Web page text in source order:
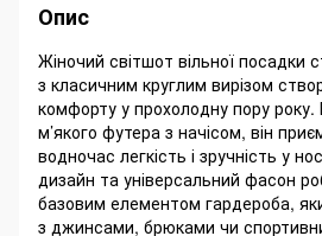
Опис
Жіночий світшот вільної посадки
з класичним круглим вирізом
комфорту у прохолодну пору року.
м’якого футера з начісом, він
водночас легкість і зручність у
дизайн та універсальний фасон
базовим елементом гардероба,
з джинсами, брюками чи